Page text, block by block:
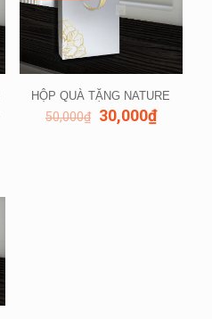
HỘP QUÀ TẶNG NATURE
50,000₫ 30,000₫